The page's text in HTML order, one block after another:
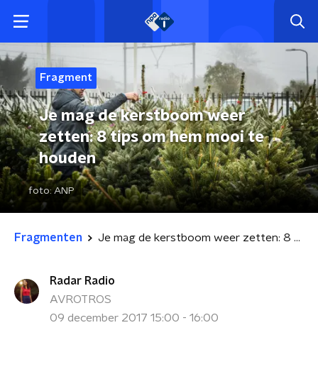
Fragment
Je mag de kerstboom weer
zetten: 8 tips om hem mooi te
houden
foto:ANP
Fragmenten Je mag de kerstboom weer zetten: 8 tips om hem mooi te houden
Radar Radio
AVROTROS
09 december 2017 15:00 - 16:00